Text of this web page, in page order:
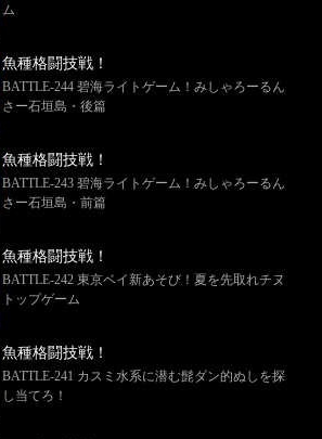
ム
魚種格闘技戦！
BATTLE-244 碧海ライトゲーム！みしゃろーるん
さー石垣島・後篇
魚種格闘技戦！
BATTLE-243 碧海ライトゲーム！みしゃろーるん
さー石垣島・前篇
魚種格闘技戦！
BATTLE-242 東京ベイ新あそび！夏を先取れチヌ
トップゲーム
魚種格闘技戦！
BATTLE-241 カスミ水系に潜む髭ダン的ぬしを探
し当てろ！